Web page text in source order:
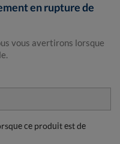
en rupture de
vous avertirons lorsque
ce produit est de